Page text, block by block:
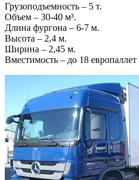
Грузоподъемность – 5 т.
Объем – 30-40 м³.
Длина фургона – 6-7 м.
Высота – 2,4 м.
Ширина – 2,45 м.
Вместимость – до 18 европаллет